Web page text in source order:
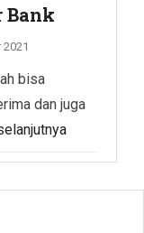
Bank
bisa
dan juga